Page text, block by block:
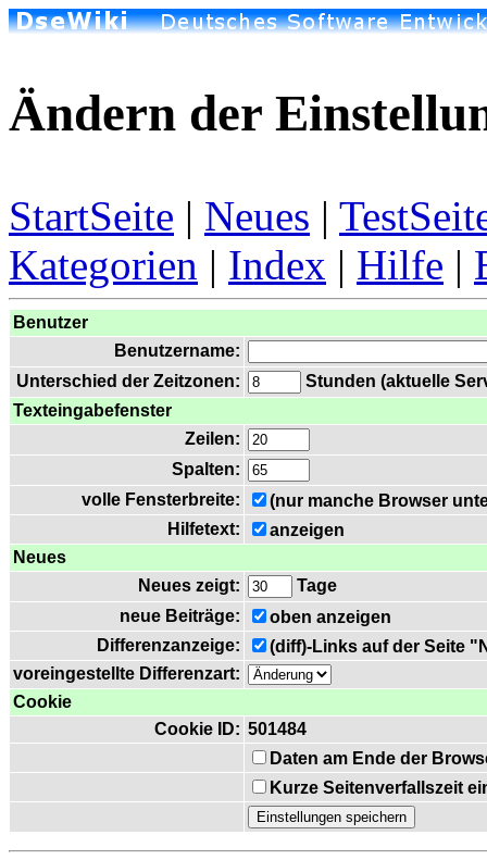
Ändern der
StartSeite | Neues |
Kategorien | Index | Hilfe |
Benutzer
Benutzername:
Unterschied der Zeitzonen:
Stunden (aktuelle
Texteingabefenster
Zeilen:
Spalten:
volle Fensterbreite:
(nur manche Browser
Hilfetext:
anzeigen
Neues
Neues zeigt:
Tage
neue Beiträge:
oben anzeigen
Differenzanzeige:
(diff)-Links auf der Seite
voreingestellte Differenzart:
Cookie
Cookie ID: 501484
Daten am Ende der
Kurze Seitenverfallszeit